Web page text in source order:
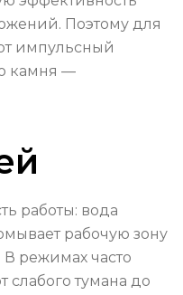
Поэтому для
импульсный
камня —
работы: вода
рабочую зону
режимах часто
слабого тумана до